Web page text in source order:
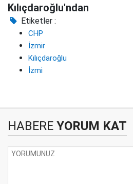
Kılıçdaroğlu'ndan
Etiketler :
CHP
İzmir
Kılıçdaroğlu
İzmi
HABERE YORUM KAT